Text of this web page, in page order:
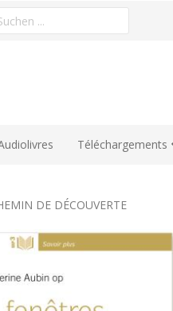
Téléchargements
DE DÉCOUVERTE